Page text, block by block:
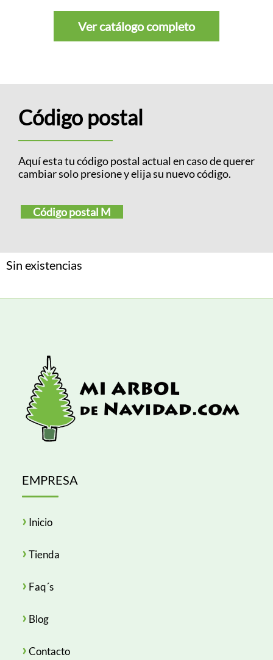
Ver catálogo completo
Código postal
Aquí esta tu código postal actual en caso de querer
cambiar solo presione y elija su nuevo código.
Código postal M
Sin existencias
EMPRESA
› Inicio
›Tienda
› Faq´s
› Blog
›Contacto